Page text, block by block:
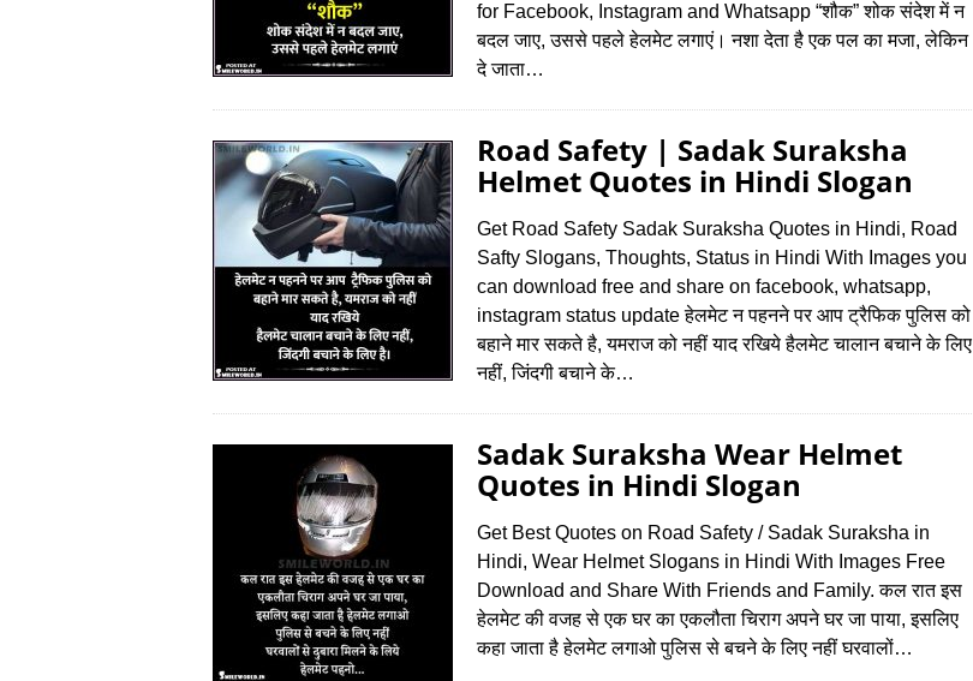
for Facebook, Instagram and Whatsapp “शौक” शोक संदेश में न
बदल जाए, उससे पहले हेलमेट लगाएं। नशा देता है एक पल का मजा, लेकिन
दे जाता…
Road Safety | Sadak Suraksha
Helmet Quotes in Hindi Slogan
Get Road Safety Sadak Suraksha Quotes in Hindi, Road
Safty Slogans, Thoughts, Status in Hindi With Images you
can download free and share on facebook, whatsapp,
instagram status update हेलमेट न पहनने पर आप ट्रैफिक पुलिस को
बहाने मार सकते है, यमराज को नहीं याद रखिये हैलमेट चालान बचाने के लिए
नहीं, जिंदगी बचाने के…
Sadak Suraksha Wear Helmet
Quotes in Hindi Slogan
Get Best Quotes on Road Safety / Sadak Suraksha in
Hindi, Wear Helmet Slogans in Hindi With Images Free
Download and Share With Friends and Family. कल रात इस
हेलमेट की वजह से एक घर का एकलौता चिराग अपने घर जा पाया, इसलिए
कहा जाता है हेलमेट लगाओ पुलिस से बचने के लिए नहीं घरवालों…